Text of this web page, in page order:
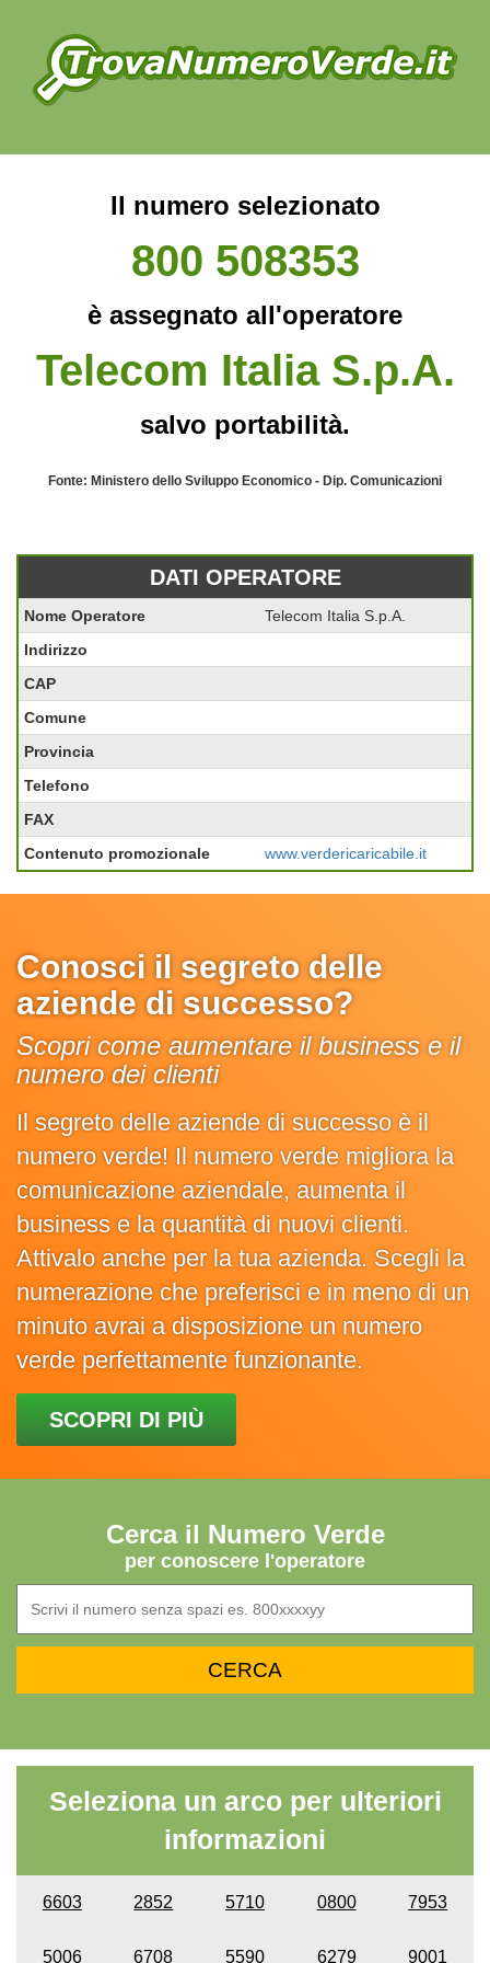
Il numero selezionato
800 508353
è assegnato all'operatore
Telecom Italia S.p.A.
salvo portabilità.
Fonte: Ministero dello Sviluppo Economico - Dip. Comunicazioni
DATI OPERATORE
Nome Operatore
Telecom Italia S.p.A.
Indirizzo
CAP
Comune
Provincia
Telefono
FAX
Contenuto promozionale
www.verdericaricabile.it
Conosci il segreto delle
aziende di successo?
Scopri come aumentare il business e il
numero dei clienti
Il segreto delle aziende di successo è il
numero verde! Il numero verde migliora la
comunicazione aziendale, aumenta il
business e la quantità di nuovi clienti.
Attivalo anche per la tua azienda. Scegli la
numerazione che preferisci e in meno di un
minuto avrai a disposizione un numero
verde perfettamente funzionante.
SCOPRI DI PIÙ
Cerca il Numero Verde
per conoscere l'operatore
Seleziona un arco per ulteriori
informazioni
6603 2852 5710 0800 7953
5006 6708 5590 6279 9001